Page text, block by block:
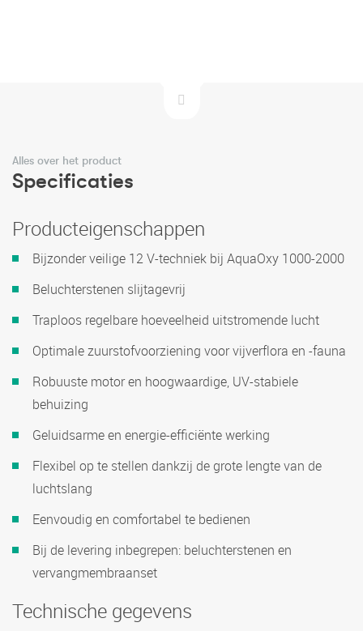
Alles over het product
Specificaties
Producteigenschappen
Bijzonder veilige 12 V-techniek bij AquaOxy 1000-2000
Beluchterstenen slijtagevrij
Traploos regelbare hoeveelheid uitstromende lucht
Optimale zuurstofvoorziening voor vijverflora en -fauna
Robuuste motor en hoogwaardige, UV-stabiele
behuizing
Geluidsarme en energie-efficiënte werking
Flexibel op te stellen dankzij de grote lengte van de
luchtslang
Eenvoudig en comfortabel te bedienen
Bij de levering inbegrepen: beluchterstenen en
vervangmembraanset
Technische gegevens